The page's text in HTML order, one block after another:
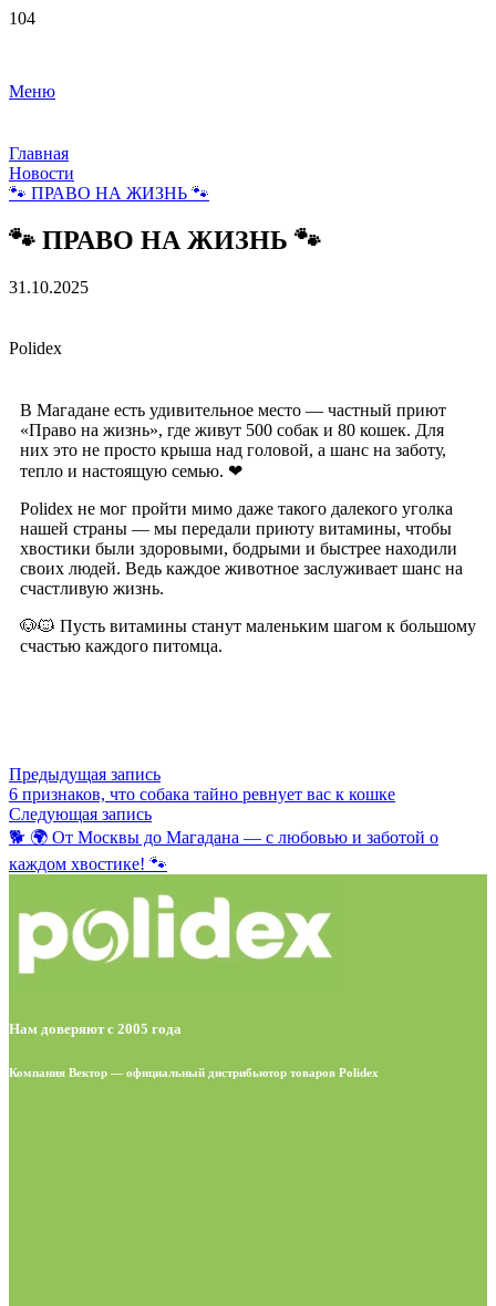
Меню
Главная
Новости
🐾 ПРАВО НА ЖИЗНЬ 🐾
🐾 ПРАВО НА ЖИЗНЬ 🐾
31.10.2025
Polidex
В Магадане есть удивительное место — частный приют
«Право на жизнь», где живут 500 собак и 80 кошек. Для
них это не просто крыша над головой, а шанс на заботу,
тепло и настоящую семью. ❤
Polidex не мог пройти мимо даже такого далекого уголка
нашей страны — мы передали приюту витамины, чтобы
хвостики были здоровыми, бодрыми и быстрее находили
своих людей. Ведь каждое животное заслуживает шанс на
счастливую жизнь.
🐶🐱 Пусть витамины станут маленьким шагом к большому
счастью каждого питомца.
Предыдущая запись
6 признаков, что собака тайно ревнует вас к кошке
Следующая запись
🐕 🌍 От Москвы до Магадана — с любовью и заботой о
каждом хвостике! 🐾
Нам доверяют с 2005 года
Компания Вектор — официальный дистрибьютор товаров Polidex